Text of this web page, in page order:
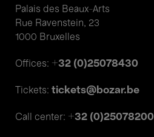
Palais des Beaux-Arts
Rue Ravenstein, 23
1000 Bruxelles
Offices: +32 (0)25078430
Tickets: tickets@bozar.be
Call center: +32 (0)25078200